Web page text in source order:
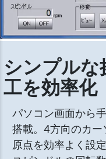
シンプルな
工を効率化
パソコン画面から
搭載。4方向のカー
原点を効率よく設